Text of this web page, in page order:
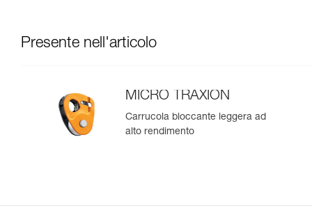
Presente nell'articolo
MICRO TRAXION
Carrucola bloccante leggera ad
alto rendimento